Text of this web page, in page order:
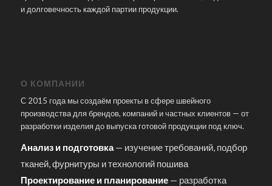
и долговечность каждой партии продукции.
О КОМПАНИИ
С 2015 года мы создаём проекты в сфере швейного
производства для брендов, компаний и частных клиентов — от
разработки изделия до выпуска готовой продукции под ключ.
Анализ и подготовка— изучение требований, подбор
тканей, фурнитуры и технологий пошива
Проектирование и планирование— разработка